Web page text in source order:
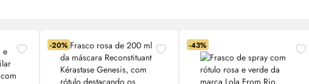
-20% -43%